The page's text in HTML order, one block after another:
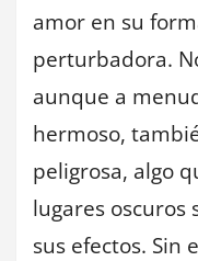
amor en su
perturbadora.
aunque a
hermoso,
peligrosa, algo
lugares oscuros
sus efectos. Sin